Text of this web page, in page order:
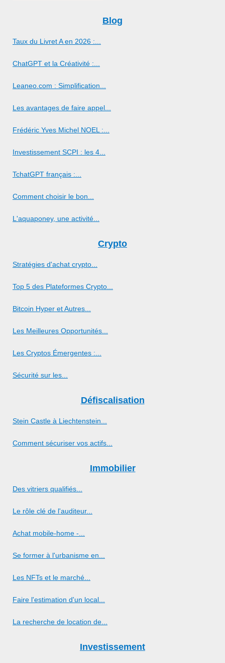
Blog
Taux du Livret A en 2026 :...
ChatGPT et la Créativité :...
Leaneo.com : Simplification...
Les avantages de faire appel...
Frédéric Yves Michel NOEL :...
Investissement SCPI : les 4...
TchatGPT français :...
Comment choisir le bon...
L'aquaponey, une activité...
Crypto
Stratégies d'achat crypto...
Top 5 des Plateformes Crypto...
Bitcoin Hyper et Autres...
Les Meilleures Opportunités...
Les Cryptos Émergentes :...
Sécurité sur les...
Défiscalisation
Stein Castle à Liechtenstein...
Comment sécuriser vos actifs...
Immobilier
Des vitriers qualifiés...
Le rôle clé de l'auditeur...
Achat mobile-home -...
Se former à l'urbanisme en...
Les NFTs et le marché...
Faire l'estimation d'un local...
La recherche de location de...
Investissement